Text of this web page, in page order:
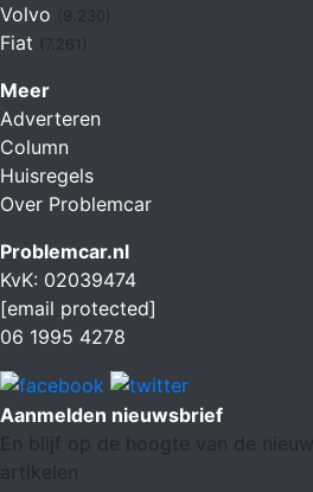
Volvo
Fiat (7.261)
Meer
Adverteren
Column
Huisregels
Over Problemcar
Problemcar.nl
KvK: 02039474
[email protected]
06 1995 4278
Aanmelden nieuwsbrief
En blijf op de hoogte van de
artikelen